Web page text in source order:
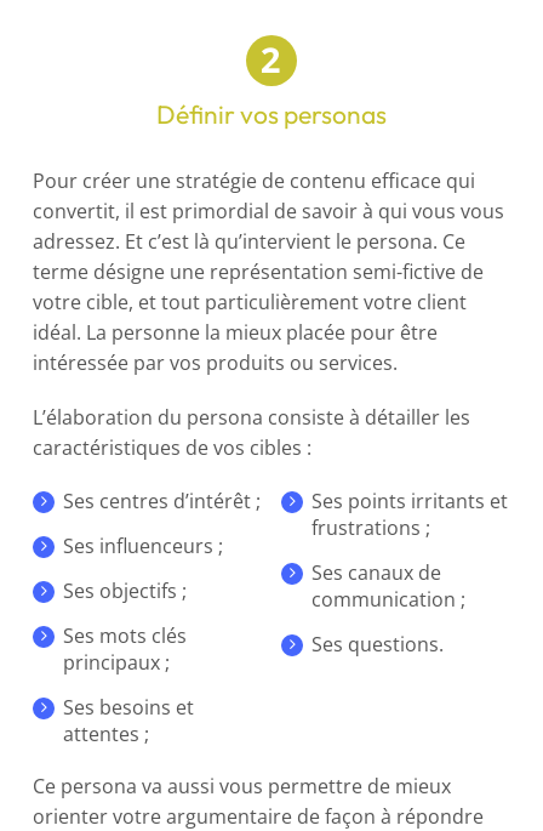
Définir vos personas
Pour créer une stratégie de contenu efficace qui
convertit, il est primordial de savoir à qui vous vous
adressez. Et c’est là qu’intervient le persona. Ce
terme désigne une représentation semi-fictive de
votre cible, et tout particulièrement votre client
idéal. La personne la mieux placée pour être
intéressée par vos produits ou services.
L’élaboration du persona consiste à détailler les
caractéristiques de vos cibles :
Ses centres d’intérêt ;
Ses influenceurs ;
Ses objectifs ;
Ses mots clés
principaux ;
Ses besoins et
attentes ;
Ses points irritants et
frustrations ;
Ses canaux de
communication ;
Ses questions.
Ce persona va aussi vous permettre de mieux
orienter votre argumentaire de façon à répondre